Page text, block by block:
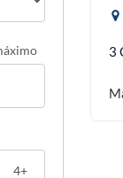
4+
3